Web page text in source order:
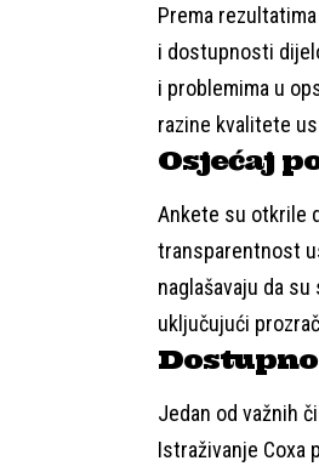
Prema
i dostupnosti
i problemima u
razine kvalitete
Osjećaj
Ankete su otkrile
transparentnost
naglašavaju da
uključujući
Jedan od važnih
Istraživanje Coxa